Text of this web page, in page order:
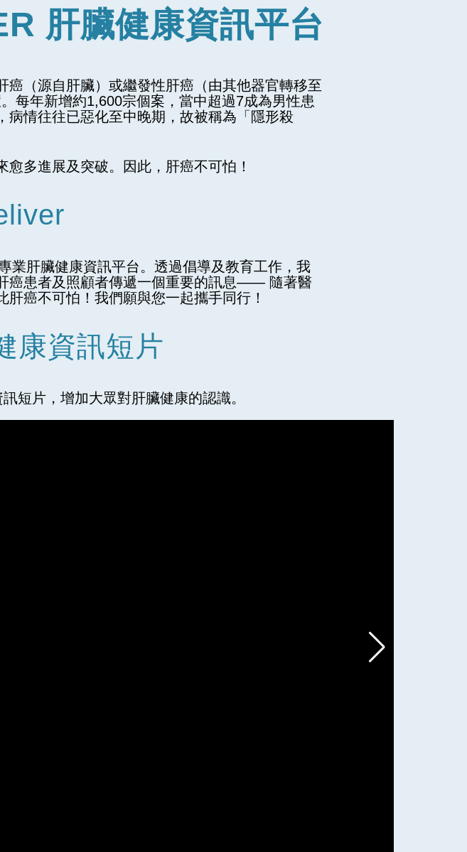
肝臟健康資訊平台
（源自肝臟）或繼發性肝癌（由其他器官轉移至
每年新增約1,600宗個案，當中超過7成為男性患
病情往往已惡化至中晚期，故被稱為「隱形殺
多進展及突破。因此，肝癌不可怕！
業肝臟健康資訊平台。透過倡導及教育工作，我
癌患者及照顧者傳遞一個重要的訊息—— 隨著醫
癌不可怕！我們願與您一起攜手同行！
康資訊短片
短片，增加大眾對肝臟健康的認識。